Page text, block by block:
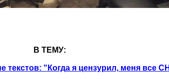
В ТЕМУ:
текстов: "Когда я цензурил, меня все